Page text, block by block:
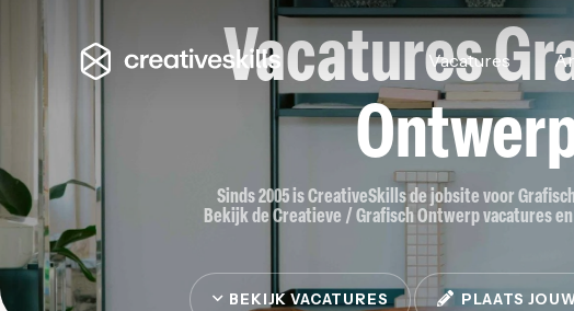
Vacatures
Vacatures
Sinds 2005 is CreativeSkills de jobsite voor
Bekijk de Creatieve / Grafisch Ontwerp vacatures
BEKIJK VACATURES PLAATS